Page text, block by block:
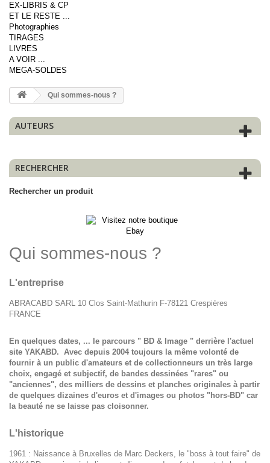
EX-LIBRIS & CP
ET LE RESTE ...
Photographies
TIRAGES
LIVRES
A VOIR ...
MEGA-SOLDES
Qui sommes-nous ?
AUTEURS
RECHERCHER
Rechercher un produit
Qui sommes-nous ?
L'entreprise
ABRACABD SARL 10 Clos Saint-Mathurin F-78121 Crespières
FRANCE
En quelques dates, ... le parcours " BD & Image " derrière l'actuel
site YAKABD. Avec depuis 2004 toujours la même volonté de
fournir à un public d'amateurs et de collectionneurs un très large
choix, engagé et subjectif, de bandes dessinées "rares" ou
"anciennes", des milliers de dessins et planches originales à partir
de quelques dizaines d'euros et d'images ou photos "hors-BD" car
la beauté ne se laisse pas cloisonner.
L'historique
1961 : Naissance à Bruxelles de Marc Deckers, le "boss à tout faire" de